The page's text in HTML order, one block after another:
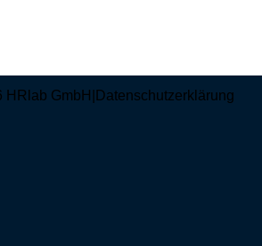
HRlab GmbH Datenschutzerklärung